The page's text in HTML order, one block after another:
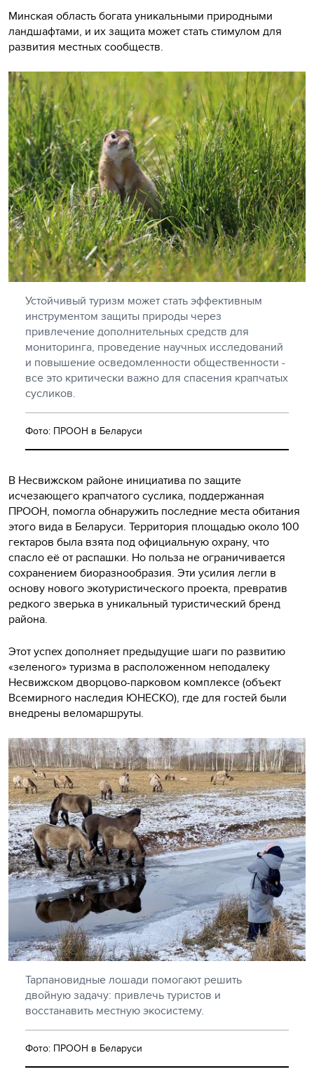
Минская область богата уникальными природными
ландшафтами, и их защита может стать стимулом для
развития местных сообществ.
Устойчивый туризм может стать эффективным
инструментом защиты природы через
привлечение дополнительных средств для
мониторинга, проведение научных исследований
и повышение осведомленности общественности -
все это критически важно для спасения крапчатых
сусликов.
Фото: ПРООН в Беларуси
В Несвижском районе инициатива по защите
исчезающего крапчатого суслика, поддержанная
ПРООН, помогла обнаружить последние места обитания
этого вида в Беларуси. Территория площадью около 100
гектаров была взята под официальную охрану, что
спасло её от распашки. Но польза не ограничивается
сохранением биоразнообразия. Эти усилия легли в
основу нового экотуристического проекта, превратив
редкого зверька в уникальный туристический бренд
района.
Этот успех дополняет предыдущие шаги по развитию
«зеленого» туризма в расположенном неподалеку
Несвижском дворцово-парковом комплексе (объект
Всемирного наследия ЮНЕСКО), где для гостей были
внедрены веломаршруты.
Тарпановидные лошади помогают решить
двойную задачу: привлечь туристов и
восстанавить местную экосистему.
Фото: ПРООН в Беларуси